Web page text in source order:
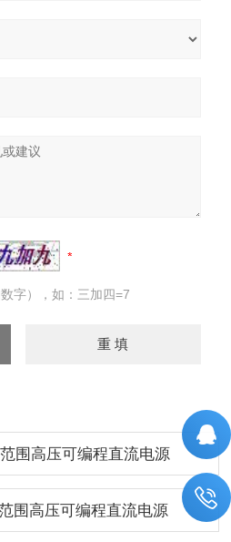
字），如：三加四=7
围高压可编程直流电源
围高压可编程直流电源